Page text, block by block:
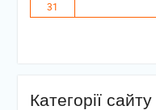
31
Категорії сайту